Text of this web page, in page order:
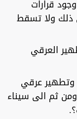
قرارات
ذلك ولا تسقط
العرقي
عرقي
ثم الى سيناء